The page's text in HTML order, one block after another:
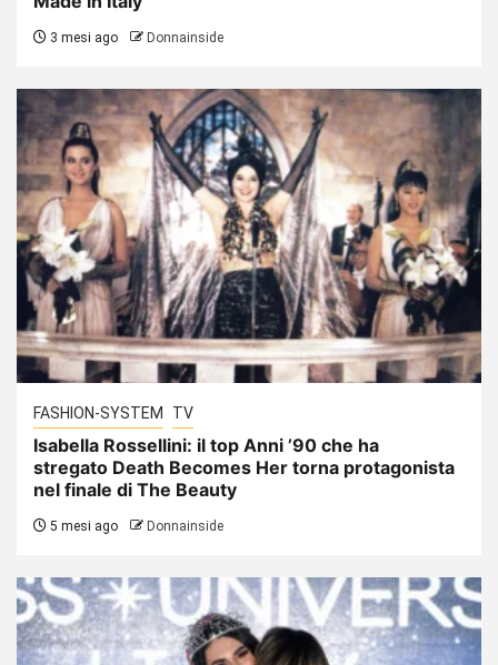
3 mesi ago Donnainside
FASHION-SYSTEM TV
Isabella Rossellini: il top Anni ’90 che ha
stregato Death Becomes Her torna protagonista
nel finale di The Beauty
5 mesi ago Donnainside